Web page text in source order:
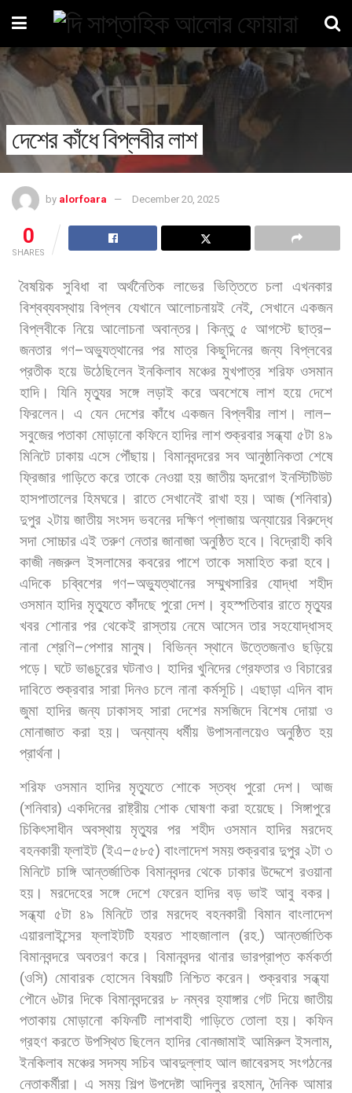
দেশের কাঁধে বিপ্লবীর লাশ
by alorfoara December 20, 2025
0
SHARES
বৈষয়িক সুবিধা বা অর্থনৈতিক লাভের ভিত্তিতে চলা এখনকার
বিশ্বব্যবস্থায় বিপ্লব যেখানে আলোচনায়ই নেই, সেখানে একজন
বিপ্লবীকে নিয়ে আলোচনা অবান্তর। কিন্তু ৫ আগস্টে ছাত্র–
জনতার গণ–অভ্যুত্থানের পর মাত্র কিছুদিনের জন্য বিপ্লবের
প্রতীক হয়ে উঠেছিলেন ইনকিলাব মঞ্চের মুখপাত্র শরিফ ওসমান
হাদি।
যিনি মৃত্যুর সঙ্গে লড়াই করে অবশেষে লাশ হয়ে দেশে
ফিরলেন।
এ যেন দেশের কাঁধে একজন বিপ্লবীর লাশ। লাল–
সবুজের পতাকা মোড়ানো কফিনে হাদির লাশ শুক্রবার সন্ধ্যা ৫টা ৪৯
মিনিটে ঢাকায় এসে পৌঁছায়। বিমানবন্দরের সব আনুষ্ঠানিকতা শেষে
ফ্রিজার গাড়িতে করে তাকে নেওয়া হয় জাতীয় হৃদরোগ ইনস্টিটিউট
হাসপাতালের হিমঘরে। রাতে সেখানেই রাখা হয়। আজ(শনিবার)
দুপুর ২টায় জাতীয় সংসদ ভবনের দক্ষিণ প্লাজায় অন্যায়ের বিরুদ্ধে
সদা সোচ্চার এই তরুণ নেতার জানাজা অনুষ্ঠিত হবে। বিদ্রোহী কবি
কাজী নজরুল ইসলামের কবরের পাশে তাকে সমাহিত করা হবে।
এদিকে
চব্বিশের গণ–অভ্যুত্থানের সম্মুখসারির যোদ্ধা
শহীদ
ওসমান হাদির মৃত্যুতে কাঁদছে পুরো দেশ। বৃহস্পতিবার রাতে মৃত্যুর
খবর শোনার পর থেকেই রাস্তায় নেমে আসেন তার সহযোদ্ধাসহ
নানা শ্রেণি–পেশার মানুষ। বিভিন্ন স্থানে উত্তেজনাও ছড়িয়ে
পড়ে। ঘটে ভাঙচুরের ঘটনাও। হাদির খুনিদের গ্রেফতার ও বিচারের
দাবিতে শুক্রবার সারা দিনও চলে নানা কর্মসূচি। এছাড়া এদিন বাদ
জুমা হাদির জন্য ঢাকাসহ সারা দেশের মসজিদে বিশেষ দোয়া ও
মোনাজাত করা হয়। অন্যান্য ধর্মীয় উপাসনালয়েও অনুষ্ঠিত হয়
প্রার্থনা।
শরিফ ওসমান হাদির মৃত্যুতে শোকে স্তব্ধ পুরো দেশ। আজ
(শনিবার)একদিনের রাষ্ট্রীয় শোক ঘোষণা করা হয়েছে। সিঙ্গাপুরে
চিকিৎসাধীন অবস্থায় মৃত্যুর পর শহীদ ওসমান হাদির মরদেহ
বহনকারী ফ্লাইট (ইএ–৫৮৫) বাংলাদেশ সময় শুক্রবার দুপুর ২টা ৩
মিনিটে চাঙ্গি আন্তর্জাতিক বিমানবন্দর থেকে ঢাকার উদ্দেশে রওয়ানা
হয়।
মরদেহের সঙ্গে দেশে ফেরেন হাদির বড় ভাই আবু বকর।
সন্ধ্যা ৫টা ৪৯ মিনিটে তার মরদেহ বহনকারী বিমান বাংলাদেশ
এয়ারলাইন্সের ফ্লাইটটি হযরত শাহজালাল (রহ.) আন্তর্জাতিক
বিমানবন্দরে অবতরণ করে। বিমানবন্দর থানার ভারপ্রাপ্ত কর্মকর্তা
(ওসি) মোবারক হোসেন বিষয়টি নিশ্চিত করেন। শুক্রবার সন্ধ্যা
পৌনে ৬টার দিকে বিমানবন্দরের ৮ নম্বর হ্যাঙ্গার গেট দিয়ে জাতীয়
পতাকায় মোড়ানো কফিনটি লাশবাহী গাড়িতে তোলা হয়।
কফিন
গ্রহণ করতে উপস্থিত ছিলেন হাদির বোনজামাই আমিরুল ইসলাম,
ইনকিলাব মঞ্চের সদস্য সচিব আবদুল্লাহ আল জাবেরসহ সংগঠনের
নেতাকর্মীরা। এ সময় শিল্প উপদেষ্টা আদিলুর রহমান,দৈনিক আমার